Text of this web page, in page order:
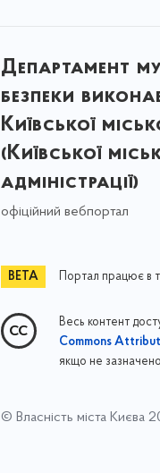
Департамент
безпеки
Київської
(Київської
адміністрації)
офіційний вебпортал
Портал працює в
Весь контент
Commons
якщо не
© Власність міста Києва